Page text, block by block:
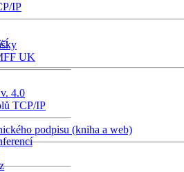
IP
podpisu (kniha a web)
UK
4.0
TCP/IP